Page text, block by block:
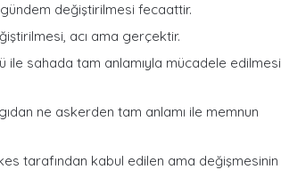
değiştirilmesi fecaattir.
acı ama gerçektir.
sahada tam anlamıyla mücadele edilmesi
ne askerden tam anlamı ile memnun
tarafından kabul edilen ama değişmesinin